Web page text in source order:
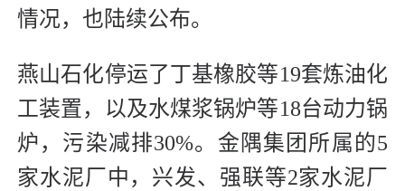
情况，也陆续公布。
燕山石化停运了丁基橡胶等19套炼油化
工装置，以及水煤浆锅炉等18台动力锅
炉，污染减排30%。金隅集团所属的5
家水泥厂中，兴发、强联等2家水泥厂